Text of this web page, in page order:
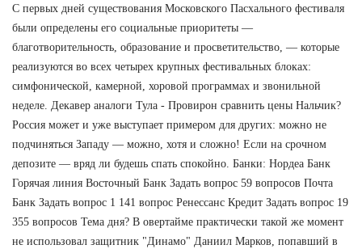
С первых дней существования Московского Пасхального фестиваля
были определены его социальные приоритеты —
благотворительность, образование и просветительство, — которые
реализуются во всех четырех крупных фестивальных блоках:
симфонической, камерной, хоровой программах и звонильной
неделе. Декавер аналоги Тула - Провирон сравнить цены Нальчик?
Россия может и уже выступает примером для других: можно не
подчиняться Западу — можно, хотя и сложно! Если на срочном
депозите — вряд ли будешь спать спокойно. Банки: Нордеа Банк
Горячая линия Восточный Банк Задать вопрос 59 вопросов Почта
Банк Задать вопрос 1 141 вопрос Ренессанс Кредит Задать вопрос 19
355 вопросов Тема дня? В овертайме практически такой же момент
не использовал защитник "Динамо" Даниил Марков, попавший в